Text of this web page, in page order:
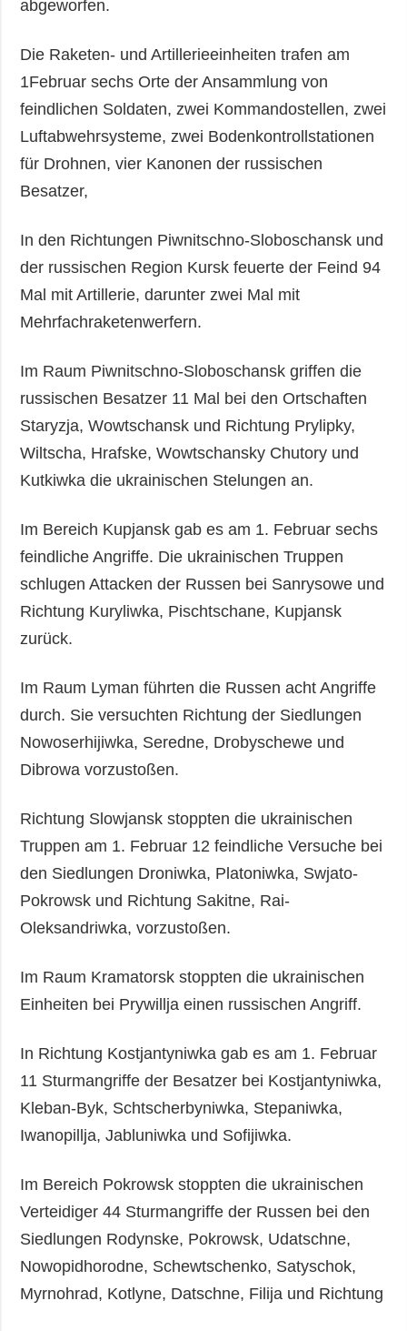
abgeworfen.
Die Raketen- und Artillerieeinheiten trafen am
1Februar sechs Orte der Ansammlung von
feindlichen Soldaten, zwei Kommandostellen, zwei
Luftabwehrsysteme, zwei Bodenkontrollstationen
für Drohnen, vier Kanonen der russischen
Besatzer,
In den Richtungen Piwnitschno-Sloboschansk und
der russischen Region Kursk feuerte der Feind 94
Mal mit Artillerie, darunter zwei Mal mit
Mehrfachraketenwerfern.
Im Raum Piwnitschno-Sloboschansk griffen die
russischen Besatzer 11 Mal bei den Ortschaften
Staryzja, Wowtschansk und Richtung Prylipky,
Wiltscha, Hrafske, Wowtschansky Chutory und
Kutkiwka die ukrainischen Stelungen an.
Im Bereich Kupjansk gab es am 1. Februar sechs
feindliche Angriffe. Die ukrainischen Truppen
schlugen Attacken der Russen bei Sanrysowe und
Richtung Kuryliwka, Pischtschane, Kupjansk
zurück.
Im Raum Lyman führten die Russen acht Angriffe
durch. Sie versuchten Richtung der Siedlungen
Nowoserhijiwka, Seredne, Drobyschewe und
Dibrowa vorzustoßen.
Richtung Slowjansk stoppten die ukrainischen
Truppen am 1. Februar 12 feindliche Versuche bei
den Siedlungen Droniwka, Platoniwka, Swjato-
Pokrowsk und Richtung Sakitne, Rai-
Oleksandriwka, vorzustoßen.
Im Raum Kramatorsk stoppten die ukrainischen
Einheiten bei Prywillja einen russischen Angriff.
In Richtung Kostjantyniwka gab es am 1. Februar
11 Sturmangriffe der Besatzer bei Kostjantyniwka,
Kleban-Byk, Schtscherbyniwka, Stepaniwka,
Iwanopillja, Jabluniwka und Sofijiwka.
Im Bereich Pokrowsk stoppten die ukrainischen
Verteidiger 44 Sturmangriffe der Russen bei den
Siedlungen Rodynske, Pokrowsk, Udatschne,
Nowopidhorodne, Schewtschenko, Satyschok,
Myrnohrad, Kotlyne, Datschne, Filija und Richtung